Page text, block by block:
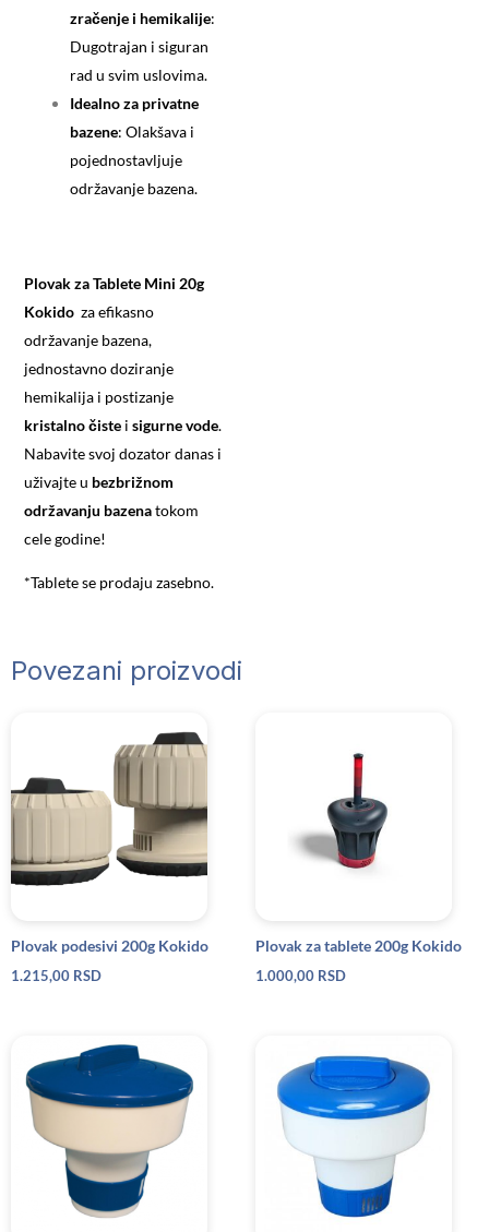
zračenje i hemikalije:
Dugotrajan i siguran
rad u svim uslovima.
Idealno za privatne
bazene: Olakšava i
pojednostavljuje
održavanje bazena.
Plovak za Tablete Mini 20g
Kokido za efikasno
održavanje bazena,
jednostavno doziranje
hemikalija i postizanje
kristalno čiste i sigurne vode.
Nabavite svoj dozator danas i
uživajte u bezbrižnom
održavanju bazenatokom
cele godine!
*Tablete se prodaju zasebno.
Povezani proizvodi
Plovak podesivi 200g Kokido
1.215,00 RSD
Plovak za tablete 200g Kokido
1.000,00 RSD